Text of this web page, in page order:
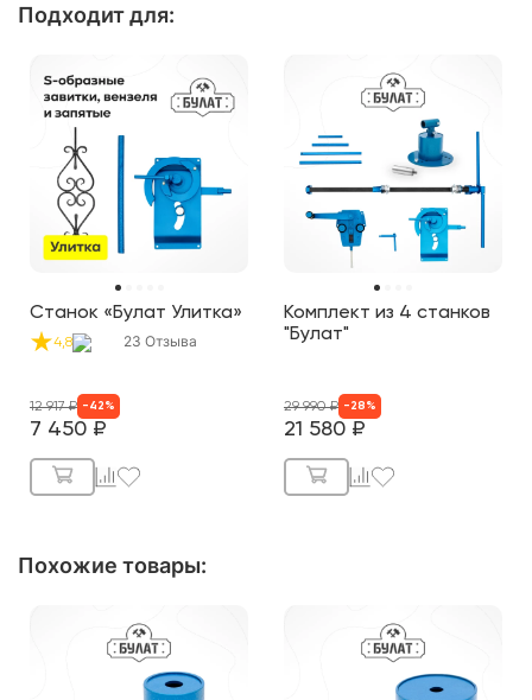
Подходит для:
Станок «Булат Улитка»
4,8 23 Отзыва
7 450 ₽
12 917₽ - 42 %
Комплект из 4 станков
"Булат"
21 580 ₽
29 990₽ - 28 %
Похожие товары: